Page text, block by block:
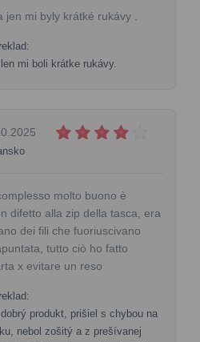
jen mi byly krátké rukávy .
mi boli krátke rukávy.
molto buono è
difetto alla zip della tasca, era
dei fili che fuoriuscivano
tutto ciò ho fatto
x evitare un reso
produkt, prišiel s chybou na
nebol zošitý a z prešívanej